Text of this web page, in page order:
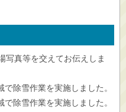
写真等を交えてお伝えしま
除雪作業を実施しました。
除雪作業を実施しました。